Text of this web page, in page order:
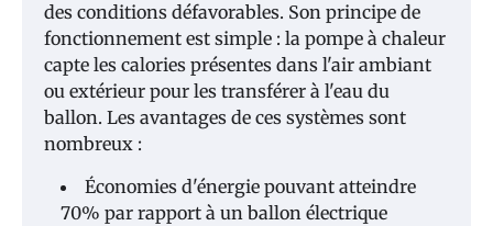
des conditions défavorables. Son principe de
fonctionnement est simple : la pompe à chaleur
capte les calories présentes dans l'air ambiant
ou extérieur pour les transférer à l'eau du
ballon. Les avantages de ces systèmes sont
nombreux :
Économies d'énergie pouvant atteindre
70% par rapport à un ballon électrique